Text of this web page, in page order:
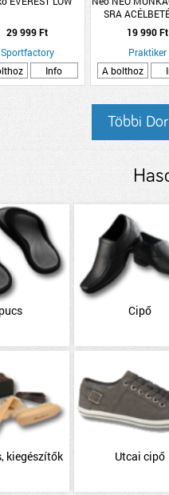
29 999 Ft
Sportfactory
Info
SRA
19 990 Ft
Praktiker
A bolthoz
Többi
Cipő
kiegészítők Utcai cipő